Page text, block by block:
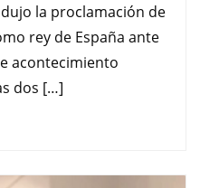
la proclamación de
rey de España ante
acontecimiento
dos […]